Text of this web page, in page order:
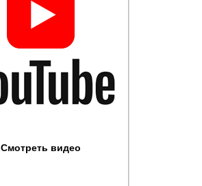
Смотреть видео